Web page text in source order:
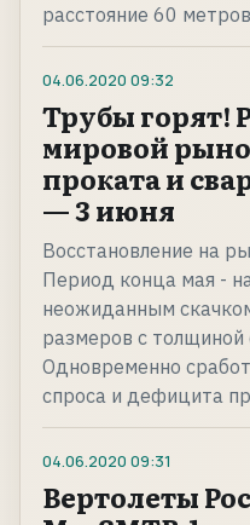
расстояние 60
04.06.2020 09:32
Трубы горят!
мировой
проката и
— 3 июня
Восстановление на
Период конца мая -
неожиданным
размеров с
Одновременно
спроса и дефицита
04.06.2020 09:31
Вертолеты